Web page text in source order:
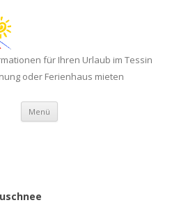
für Ihren Urlaub im Tessin
oder Ferienhaus mieten
Menü Zum Inhalt springen